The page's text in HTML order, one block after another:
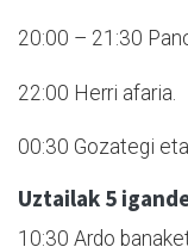
20:00 – 21:30
22:00 Herri afaria.
00:30 Gozategi
Uztailak 5
10:30 Ardo